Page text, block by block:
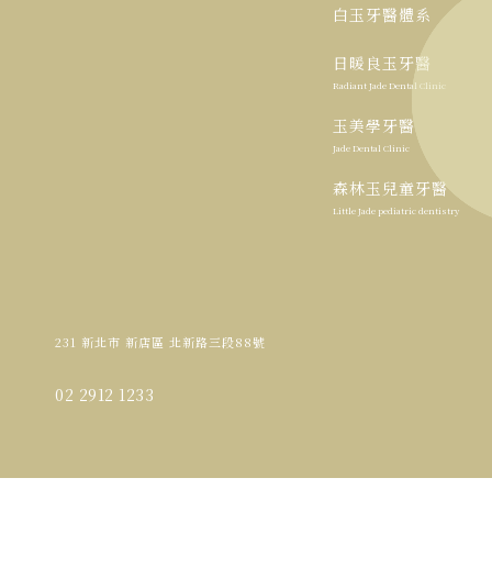
231 新北市 新店區 北新路三段88號
02 2912 1233
白玉牙醫體系
日暖良玉牙醫
Radiant Jade Dental Clinic
玉美學牙醫
Jade Dental Clinic
森林玉兒童牙醫
Little Jade pediatric dentistry